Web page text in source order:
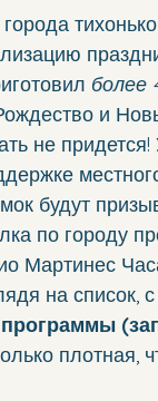
более
и
не
будут
по городу
Мартинес
на список,
плотная,